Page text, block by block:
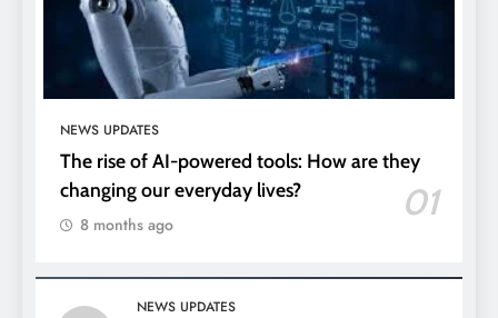
NEWS UPDATES
The rise of AI-powered tools: How are they
changing our everyday lives?
01
8 months ago
NEWS UPDATES